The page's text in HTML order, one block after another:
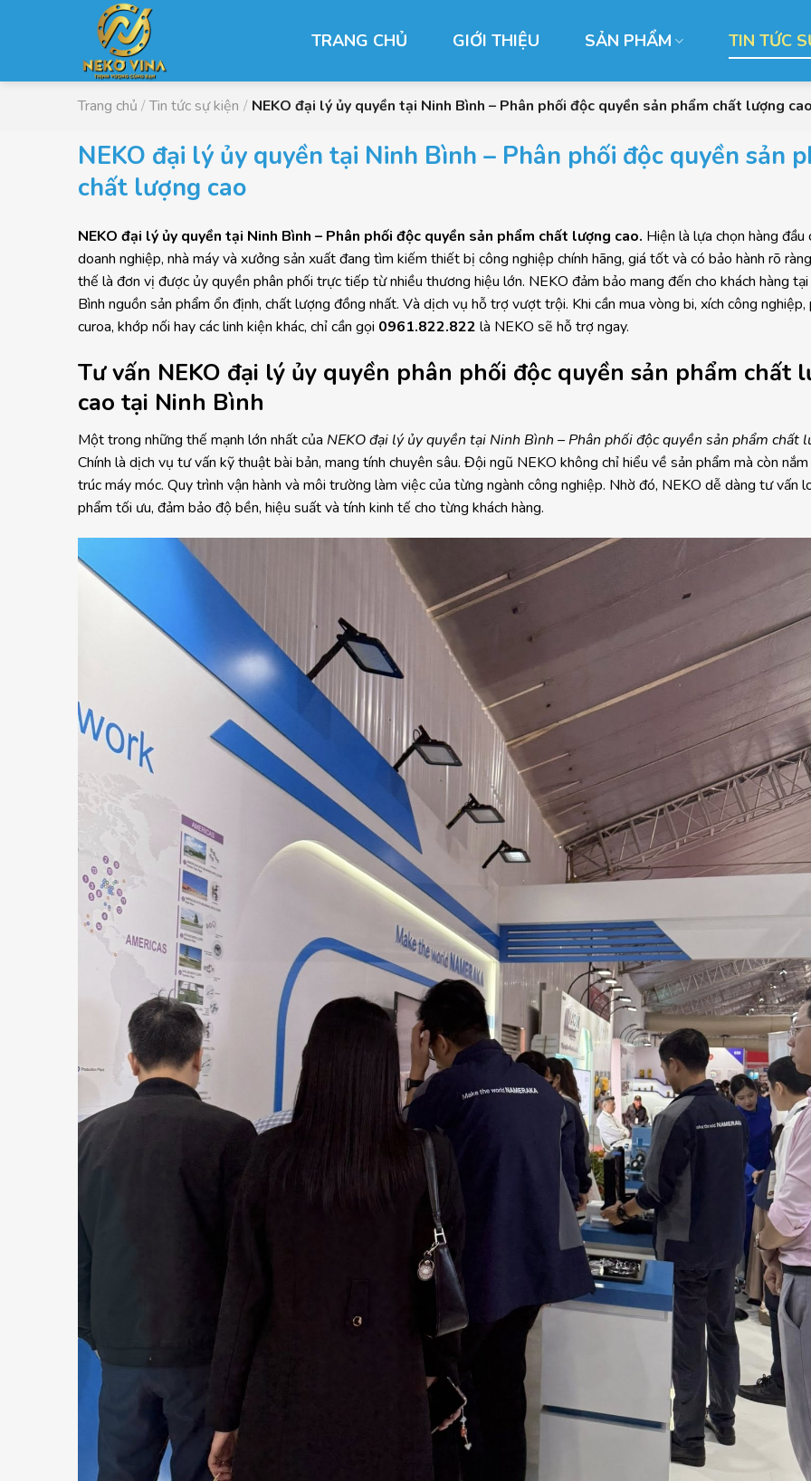
dung
TRANG CHỦ GIỚI THIỆU SẢN PHẨM TIN TỨC
Trang chủ / Tin tức sự kiện / NEKO đại lý ủy quyền tại Ninh Bình – Phân phối độc quyền sản phẩm chất lượng
NEKO đại lý ủy quyền tại Ninh Bình – Phân phối độc quyền sản
chất lượng cao
NEKO đại lý ủy quyền tại Ninh Bình – Phân phối độc quyền sản phẩm chất lượng cao. Hiện là lựa chọn hàng đầu
doanh nghiệp, nhà máy và xưởng sản xuất đang tìm kiếm thiết bị công nghiệp chính hãng, giá tốt và có bảo hành rõ
thế là đơn vị được ủy quyền phân phối trực tiếp từ nhiều thương hiệu lớn. NEKO đảm bảo mang đến cho khách hàng
Bình nguồn sản phẩm ổn định, chất lượng đồng nhất. Và dịch vụ hỗ trợ vượt trội. Khi cần mua vòng bi, xích công
curoa, khớp nối hay các linh kiện khác, chỉ cần gọi 0961.822.822 là NEKO sẽ hỗ trợ ngay.
Tư vấn NEKO đại lý ủy quyền phân phối độc quyền sản phẩm chất
cao tại Ninh Bình
Một trong những thế mạnh lớn nhất của NEKO đại lý ủy quyền tại Ninh Bình – Phân phối độc quyền sản phẩm chất
Chính là dịch vụ tư vấn kỹ thuật bài bản, mang tính chuyên sâu. Đội ngũ NEKO không chỉ hiểu về sản phẩm mà còn nắm
trúc máy móc. Quy trình vận hành và môi trường làm việc của từng ngành công nghiệp. Nhờ đó, NEKO dễ dàng tư vấn
phẩm tối ưu, đảm bảo độ bền, hiệu suất và tính kinh tế cho từng khách hàng.